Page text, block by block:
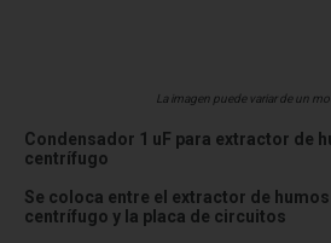
La imagen puede variar de un
Condensador 1 uF para extractor de
centrífugo
Se coloca entre el extractor de
centrífugo y la placa de circuitos